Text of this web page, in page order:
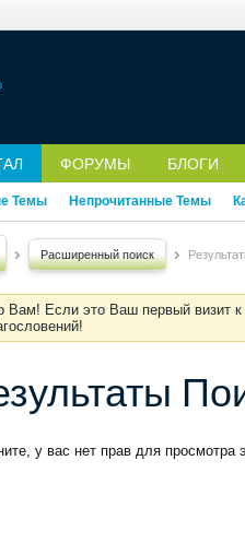
ФОРУМЫ БЛОГИ
Темы Непрочитанные Темы
Расширенный поиск
Вам! Если это Ваш первый визит
у вас нет прав для просмотра